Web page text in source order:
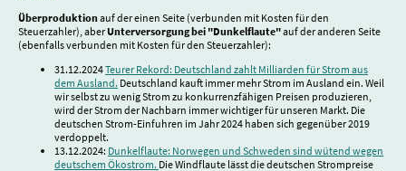
Überproduktionauf der einen Seite (verbunden mit Kosten für den
Steuerzahler), aberUnterversorgung bei "Dunkelflaute"auf der anderen Seite
(ebenfalls verbunden mit Kosten für den Steuerzahler):
31.12.2024Teurer Rekord: Deutschland zahlt Milliarden für Strom aus
dem Ausland. Deutschland kauft immer mehr Strom im Ausland ein. Weil
wir selbst zu wenig Strom zu konkurrenzfähigen Preisen produzieren,
wird der Strom der Nachbarn immer wichtiger für unseren Markt. Die
deutschen Strom-Einfuhren im Jahr 2024 haben sich gegenüber 2019
verdoppelt.
13.12.2024: Dunkelflaute: Norwegen und Schweden sind wütend wegen
deutschem Ökostrom. Die Windflaute lässt die deutschen Strompreise